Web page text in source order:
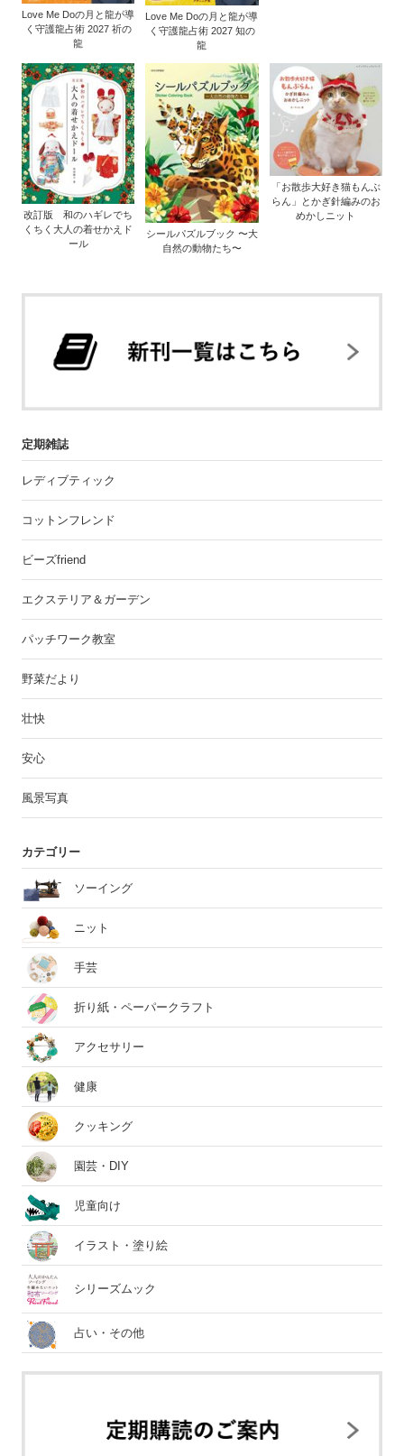
Love Me Doの月と龍が導
く守護龍占術 2027 祈の
龍
Love Me Doの月と龍が導
く守護龍占術 2027 知の
龍
改訂版 和のハギレでち
くちく大人の着せかえド
ール
シールパズルブック 〜大
自然の動物たち〜
「お散歩大好き猫もんぶ
らん」とかぎ針編みのお
めかしニット
定期雑誌
レディブティック
コットンフレンド
ビーズfriend
エクステリア＆ガーデン
パッチワーク教室
野菜だより
壮快
安心
風景写真
カテゴリー
ソーイング
ニット
手芸
折り紙・ペーパークラフト
アクセサリー
健康
クッキング
園芸・DIY
児童向け
イラスト・塗り絵
シリーズムック
占い・その他